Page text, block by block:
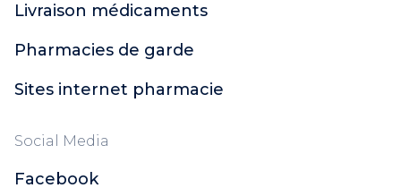
Livraison médicaments
Pharmacies de garde
Sites internet pharmacie
Social Media
Facebook